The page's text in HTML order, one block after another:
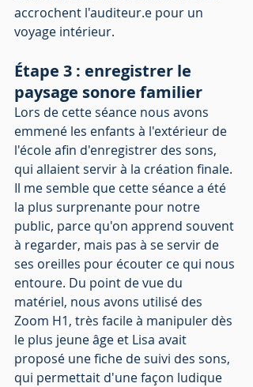
accrochent l'auditeur.e pour un
voyage intérieur.
Étape 3 : enregistrer le
paysage sonore familier
Lors de cette séance nous avons
emmené les enfants à l'extérieur de
l'école afin d'enregistrer des sons,
qui allaient servir à la création finale.
Il me semble que cette séance a été
la plus surprenante pour notre
public, parce qu'on apprend souvent
à regarder, mais pas à se servir de
ses oreilles pour écouter ce qui nous
entoure. Du point de vue du
matériel, nous avons utilisé des
Zoom H1, très facile à manipuler dès
le plus jeune âge et Lisa avait
proposé une fiche de suivi des sons,
qui permettait d'une façon ludique